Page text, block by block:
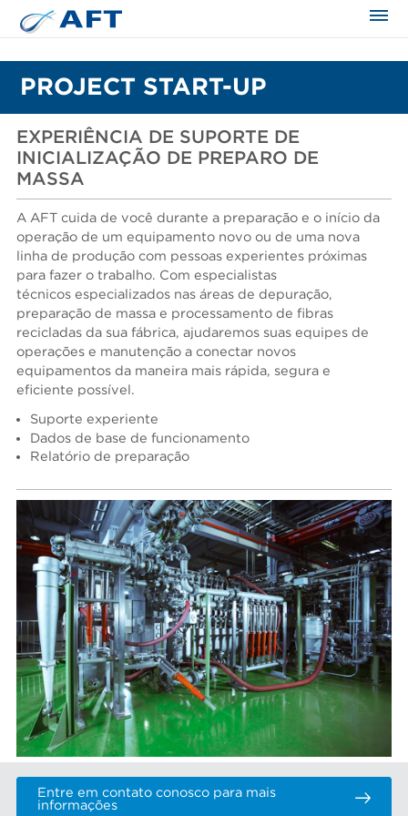
PROJECT START-UP
EXPERIÊNCIA DE SUPORTE DE
INICIALIZAÇÃO DE PREPARO DE
MASSA
A AFT cuida de você durante a preparação e o início da
operação de um equipamento novo ou de uma nova
linha de produção com pessoas experientes próximas
para fazer o trabalho. Com especialistas
técnicos especializados nas áreas de depuração,
preparação de massa e processamento de fibras
recicladas da sua fábrica, ajudaremos suas equipes de
operações e manutenção a conectar novos
equipamentos da maneira mais rápida, segura e
eficiente possível.
Suporte experiente
Dados de base de funcionamento
Relatório de preparação
Entre em contato conosco para mais
informações